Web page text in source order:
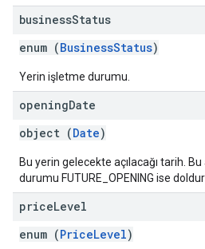
businessStatus
enum (BusinessStatus)
Yerin işletme durumu.
openingDate
object (Date)
Bu yerin gelecekte açılacağı tarih.
durumu FUTURE_OPENING ise
priceLevel
enum (PriceLevel)